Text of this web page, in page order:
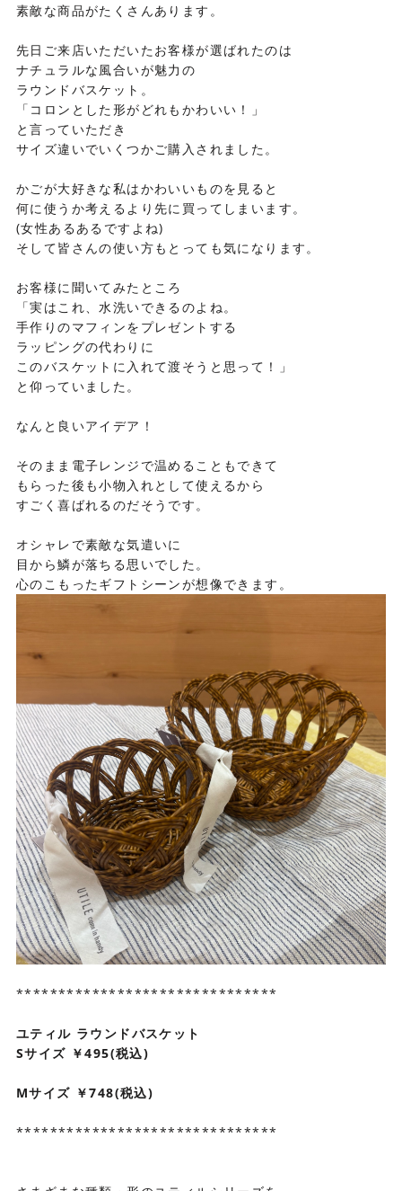
素敵な商品がたくさんあります。
先日ご来店いただいたお客様が選ばれたのは
ナチュラルな風合いが魅力の
ラウンドバスケット。
「コロンとした形がどれもかわいい！」
と言っていただき
サイズ違いでいくつかご購入されました。
かごが大好きな私はかわいいものを見ると
何に使うか考えるより先に買ってしまいます。
(女性あるあるですよね)
そして皆さんの使い方もとっても気になります。
お客様に聞いてみたところ
「実はこれ、水洗いできるのよね。
手作りのマフィンをプレゼントする
ラッピングの代わりに
このバスケットに入れて渡そうと思って！」
と仰っていました。
なんと良いアイデア！
そのまま電子レンジで温めることもできて
もらった後も小物入れとして使えるから
すごく喜ばれるのだそうです。
オシャレで素敵な気遣いに
目から鱗が落ちる思いでした。
心のこもったギフトシーンが想像できます。
*******************************
ユティル ラウンドバスケット
Sサイズ ￥495(税込)
Mサイズ ￥748(税込)
*******************************